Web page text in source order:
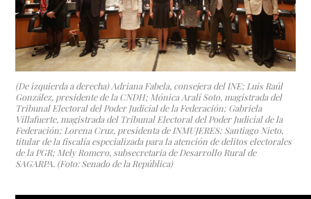
(De izquierda a derecha) Adriana Fabela, consejera del INE; Luis Raúl
González, presidente de la CNDH; Mónica Aralí Soto, magistrada del
Tribunal Electoral del Poder Judicial de la Federación; Gabriela
Villafuerte, magistrada del Tribunal Electoral del Poder Judicial de la
Federación; Lorena Cruz, presidenta de INMUJERES; Santiago Nieto,
titular de la fiscalía especializada para la atención de delitos electorales
de la PGR; Mely Romero, subsecretaria de Desarrollo Rural de
SAGARPA. (Foto: Senado de la República)